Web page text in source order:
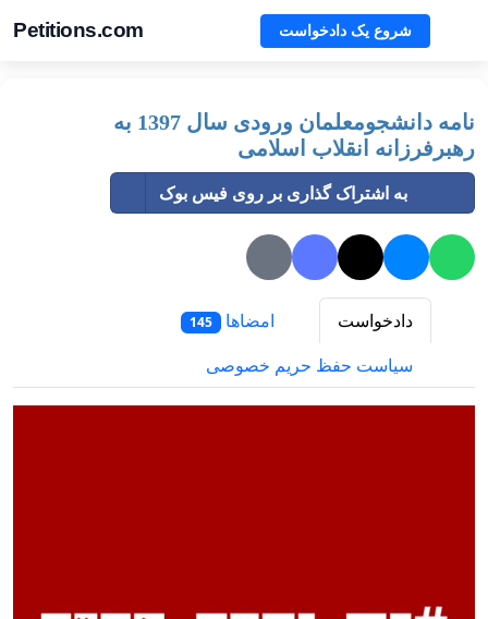
Petitions.com شروع یک دادخواست
نامه دانشجومعلمان ورودی سال 1397 به
رهبرفرزانه انقلاب اسلامی
به اشتراک گذاری بر روی فیس بوک
دادخواست امضاها 145
سیاست حفظ حریم خصوصی